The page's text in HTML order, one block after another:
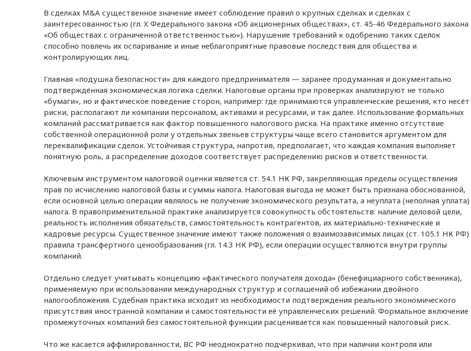
В сделках M&A существенное значение имеет соблюдение правил о крупных сделках и сделках с
заинтересованностью (гл. X Федерального закона «Об акционерных обществах», ст. 45-46 Федерального закона
«Об обществах с ограниченной ответственностью»). Нарушение требований к одобрению таких сделок
способно повлечь их оспаривание и иные неблагоприятные правовые последствия для общества и
контролирующих лиц.
Главная «подушка безопасности» для каждого предпринимателя — заранее продуманная и документально
подтверждённая экономическая логика сделки. Налоговые органы при проверках анализируют не только
«бумаги», но и фактическое поведение сторон, например: где принимаются управленческие решения, кто несёт
риски, располагают ли компании персоналом, активами и ресурсами, и так далее. Использование формальных
компаний рассматривается как фактор повышенного налогового риска. На практике именно отсутствие
собственной операционной роли у отдельных звеньев структуры чаще всего становится аргументом для
переквалификации сделок. Устойчивая структура, напротив, предполагает, что каждая компания выполняет
понятную роль, а распределение доходов соответствует распределению рисков и ответственности.
Ключевым инструментом налоговой оценки является ст. 54.1 НК РФ, закрепляющая пределы осуществления
прав по исчислению налоговой базы и суммы налога. Налоговая выгода не может быть признана обоснованной,
если основной целью операции являлось не получение экономического результата, а неуплата (неполная уплата)
налога. В правоприменительной практике анализируется совокупность обстоятельств: наличие деловой цели,
реальность исполнения обязательств, самостоятельность контрагентов, их материально-технические и
кадровые ресурсы. Существенное значение имеют также положения о взаимозависимых лицах (ст. 105.1 НК РФ)
правила трансфертного ценообразования (гл. 14.3 НК РФ), если операции осуществляются внутри группы
компаний.
Отдельно следует учитывать концепцию «фактического получателя дохода» (бенефициарного собственника),
применяемую при использовании международных структур и соглашений об избежании двойного
налогообложения. Судебная практика исходит из необходимости подтверждения реального экономического
присутствия иностранной компании и самостоятельности её управленческих решений. Формальное включение
промежуточных компаний без самостоятельной функции расценивается как повышенный налоговый риск.
Что же касается аффилированности, ВС РФ неоднократно подчёркивал, что при наличии контроля или